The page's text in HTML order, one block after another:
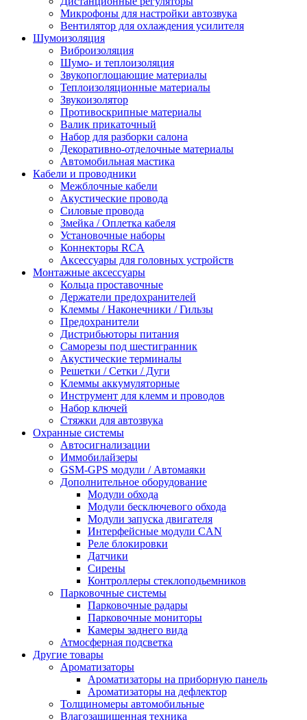
Микрофоны для настройки автозвука
Вентилятор для охлаждения усилителя
Шумоизоляция
Виброизоляция
Шумо- и теплоизоляция
Звукопоглощающие материалы
Теплоизоляционные материалы
Звукоизолятор
Противоскрипные материалы
Валик прикаточный
Набор для разборки салона
Декоративно-отделочные материалы
Автомобильная мастика
Кабели и проводники
Межблочные кабели
Акустические провода
Силовые провода
Змейка / Оплетка кабеля
Установочные наборы
Коннекторы RCA
Аксессуары для головных устройств
Монтажные аксессуары
Кольца проставочные
Держатели предохранителей
Клеммы / Наконечники / Гильзы
Предохранители
Дистрибьюторы питания
Саморезы под шестигранник
Акустические терминалы
Решетки / Сетки / Дуги
Клеммы аккумуляторные
Инструмент для клемм и проводов
Набор ключей
Стяжки для автозвука
Охранные системы
Автосигнализации
Иммобилайзеры
GSM-GPS модули / Автомаяки
Дополнительное оборудование
Модули обхода
Модули бесключевого обхода
Модули запуска двигателя
Интерфейсные модули CAN
Реле блокировки
Датчики
Сирены
Контроллеры стеклоподьемников
Парковочные системы
Парковочные радары
Парковочные мониторы
Камеры заднего вида
Атмосферная подсветка
Другие товары
Ароматизаторы
Ароматизаторы на приборную панель
Ароматизаторы на дефлектор
Толщиномеры автомобильные
Влагозащищенная техника